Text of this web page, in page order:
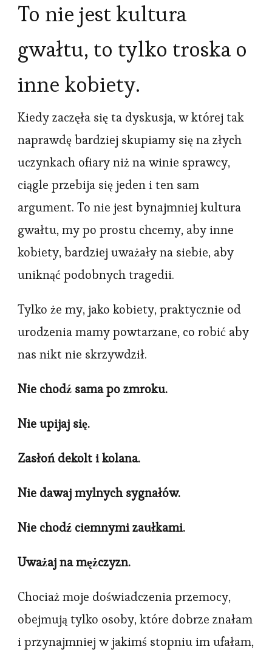
To nie jest kultura
gwałtu, to tylko troska o
inne kobiety.
Kiedy zaczęła się ta dyskusja, w której tak
naprawdę bardziej skupiamy się na złych
uczynkach ofiary niż na winie sprawcy,
ciągle przebija się jeden i ten sam
argument. To nie jest bynajmniej kultura
gwałtu, my po prostu chcemy, aby inne
kobiety, bardziej uważały na siebie, aby
uniknąć podobnych tragedii.
Tylko że my, jako kobiety, praktycznie od
urodzenia mamy powtarzane, co robić aby
nas nikt nie skrzywdził.
Nie chodź sama po zmroku.
Nie upijaj się.
Zasłoń dekolt i kolana.
Nie dawaj mylnych sygnałów.
Nie chodź ciemnymi zaułkami.
Uważaj na mężczyzn.
Chociaż moje doświadczenia przemocy,
obejmują tylko osoby, które dobrze znałam
i przynajmniej w jakimś stopniu im ufałam,